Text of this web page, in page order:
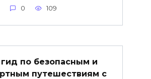
0 109
по безопасным и
путешествиям с